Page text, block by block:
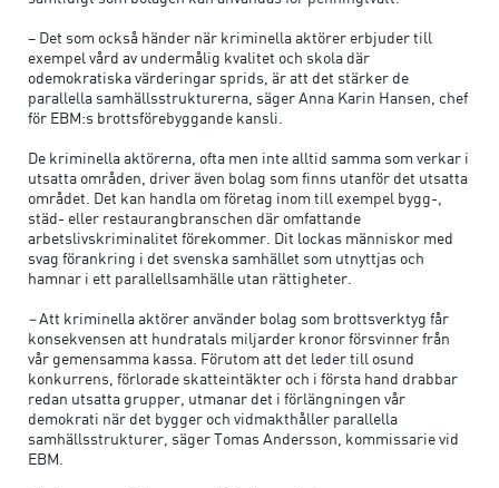
– Det som också händer när kriminella aktörer erbjuder till
exempel vård av undermålig kvalitet och skola där
odemokratiska värderingar sprids, är att det stärker de
parallella samhällsstrukturerna, säger Anna Karin Hansen, chef
för EBM:s brottsförebyggande kansli.
De kriminella aktörerna, ofta men inte alltid samma som verkar i
utsatta områden, driver även bolag som finns utanför det utsatta
området. Det kan handla om företag inom till exempel bygg-,
städ- eller restaurangbranschen där omfattande
arbetslivskriminalitet förekommer. Dit lockas människor med
svag förankring i det svenska samhället som utnyttjas och
hamnar i ett parallellsamhälle utan rättigheter.
–Att kriminella aktörer använder bolag som brottsverktyg får
konsekvensen att hundratals miljarder kronor försvinner från
vår gemensamma kassa. Förutom att det leder till osund
konkurrens, förlorade skatteintäkter och i första hand drabbar
redan utsatta grupper, utmanar det i förlängningen vår
demokrati när det bygger och vidmakthåller parallella
samhällsstrukturer, säger Tomas Andersson, kommissarie vid
EBM.